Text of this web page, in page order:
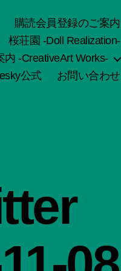
購読会員登録のご案内
桜荘園 -Doll Realization-
内 -CreativeArt Works-
公式
お問い合わせ